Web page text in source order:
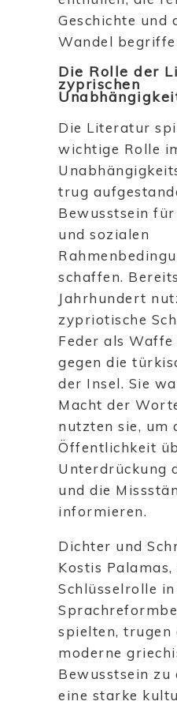
Geschichte und
Wandel
Die Rolle der
zyprischen
Die Literatur
wichtige Rolle
trug
Bewusstsein
und sozialen
schaffen.
Jahrhundert
zypriotische
Feder als
gegen die
der Insel. Sie
Macht der
nutzten sie, um
Öffentlichkeit
Unterdrückung
und die
informieren.
Dichter und
Kostis Palamas,
Schlüsselrolle
spielten, trugen
moderne
Bewusstsein zu
eine starke